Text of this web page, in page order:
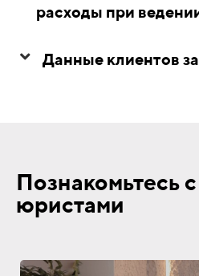
расходы при
Данные клиентов
Познакомьтесь
юристами